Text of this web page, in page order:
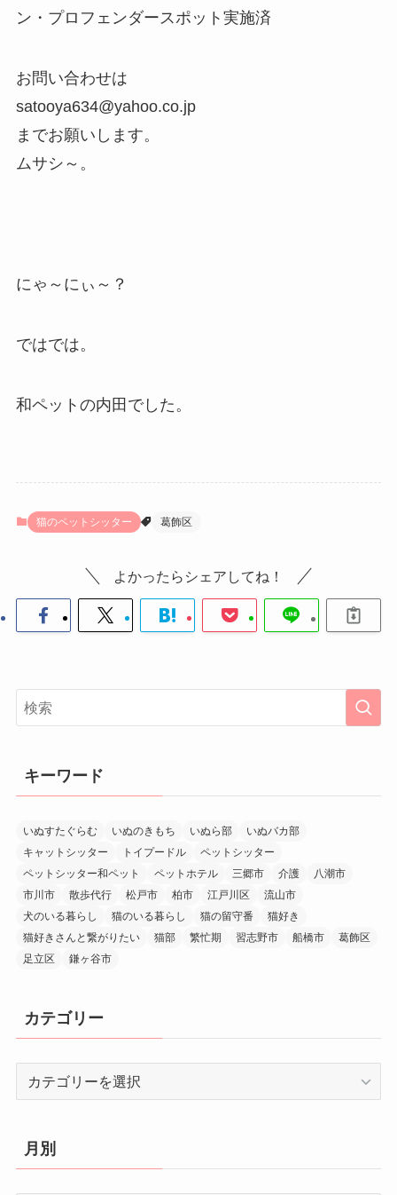
ン・プロフェンダースポット実施済
お問い合わせは
satooya634@yahoo.co.jp
までお願いします。
ムサシ～。
にゃ～にぃ～？
ではでは。
和ペットの内田でした。
猫のペットシッター 葛飾区
よかったらシェアしてね！
キーワード
いぬすたぐらむ いぬのきもち いぬら部
いぬバカ部
キャットシッター
トイプードル
ペットシッター
ペットシッター和ペット
ペットホテル 三郷市 介護
八潮市
市川市
散歩代行 松戸市 柏市 江戸川区
流山市
犬のいる暮らし
猫のいる暮らし 猫の留守番
猫好き
猫好きさんと繋がりたい
猫部 繁忙期 習志野市 船橋市
葛飾区
足立区
鎌ヶ谷市
カテゴリー
リ
ー
月別